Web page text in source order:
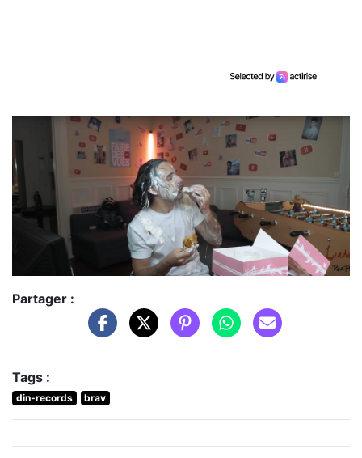
Partager :
Tags :
din-records brav